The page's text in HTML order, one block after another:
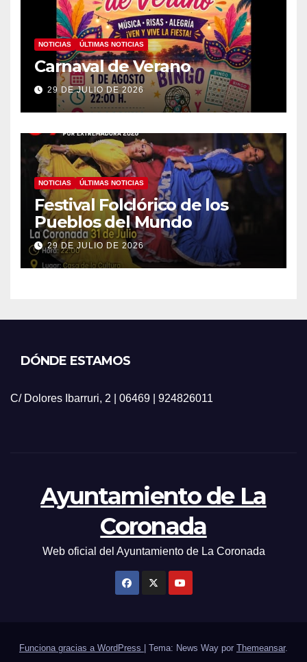
NOTICIAS ÚLTIMAS NOTICIAS
Carnaval de Verano
29 DE JULIO DE 2026
NOTICIAS ÚLTIMAS NOTICIAS
Festival Folclórico de los
Pueblos del Mundo
29 DE JULIO DE 2026
DÓNDE ESTAMOS
C/ Dolores Ibarruri, 2 | 06469 | 924826011
Ayuntamiento de La
Coronada
Web oficial del Ayuntamiento de La Coronada
Funciona gracias a WordPress Tema: News Way por Themeansar.